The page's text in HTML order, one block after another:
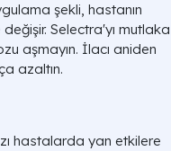
şekli, hastanın
Selectra'yı mutlaka
aşmayın. İlacı aniden
azaltın.
hastalarda yan etkilere